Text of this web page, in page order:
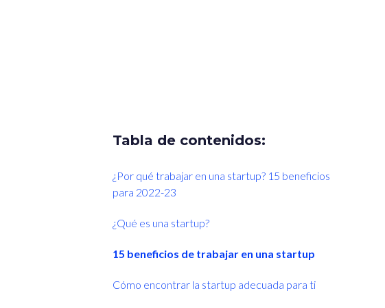
Tabla de contenidos:
¿Por qué trabajar en una startup? 15 beneficios
para 2022-23
¿Qué es una startup?
15 beneficios de trabajar en una startup
Cómo encontrar la startup adecuada para ti